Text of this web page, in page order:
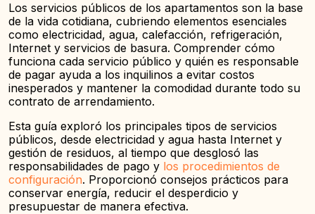
Los servicios públicos de los apartamentos son la base
de la vida cotidiana, cubriendo elementos esenciales
como electricidad, agua, calefacción, refrigeración,
Internet y servicios de basura. Comprender cómo
funciona cada servicio público y quién es responsable
de pagar ayuda a los inquilinos a evitar costos
inesperados y mantener la comodidad durante todo su
contrato de arrendamiento.
Esta guía exploró los principales tipos de servicios
públicos, desde electricidad y agua hasta Internet y
gestión de residuos, al tiempo que desglosó las
responsabilidades de pago y los procedimientos de
configuración. Proporcionó consejos prácticos para
conservar energía, reducir el desperdicio y
presupuestar de manera efectiva.